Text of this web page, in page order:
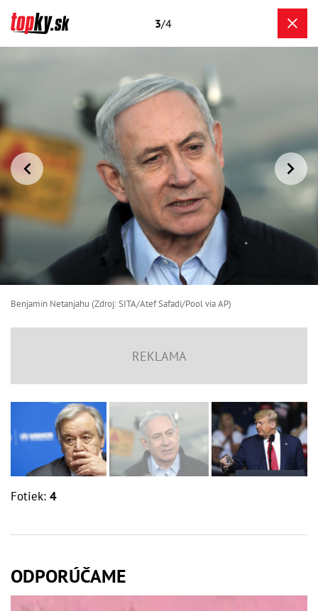
3/4
Benjamin Netanjahu (Zdroj: SITA/Atef Safadi/Pool via AP)
Fotiek: 4
ODPORÚČAME